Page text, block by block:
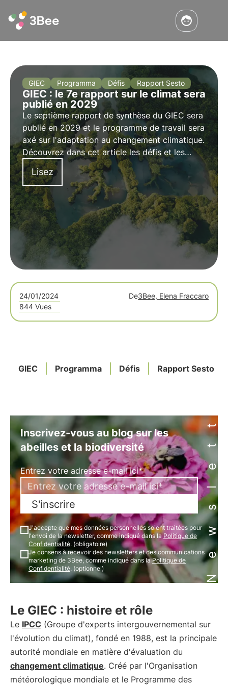
GIEC Programma Défis Rapport Sesto
GIEC : le 7e rapport sur le climat sera
publié en 2029
Le septième rapport de synthèse du GIEC sera
publié en 2029 et le programme de travail sera
axé sur l'adaptation au changement climatique.
Découvrez dans cet article les défis et les
objectifs du GIEC et la structure du septième
rapport du GIEC sur le climat.
Lisez
24/01/2024 De3Bee, Elena Fraccaro
844 Vues
GIEC Programma Défis Rapport Sesto
Newsletter
Inscrivez-vous au blog sur les
abeilles et la biodiversité
Entrez votre adresse e-mail ici*
S'inscrire
J'accepte que mes données personnelles soient traitées pour
l'envoi de la newsletter, comme indiqué dans laPolitique de
Confidentialité. (obligatoire)
Je consens à recevoir des newsletters et des communications
marketing de 3Bee, comme indiqué dans laPolitique de
Confidentialité. (optionnel)
Le GIEC : histoire et rôle
Le IPCC (Groupe d'experts intergouvernemental sur
l'évolution du climat), fondé en 1988, est la principale
autorité mondiale en matière d'évaluation du
changement climatique. Créé par l'Organisation
météorologique mondiale et le Programme des